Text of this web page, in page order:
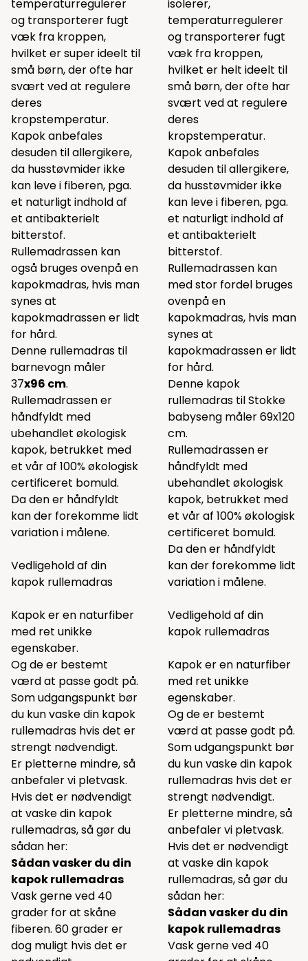
temperaturregulerer
og transporterer fugt
væk fra kroppen,
hvilket er super ideelt til
små børn, der ofte har
svært ved at regulere
deres
kropstemperatur.
Kapok anbefales
desuden til allergikere,
da husstøvmider ikke
kan leve i fiberen, pga.
et naturligt indhold af
et antibakterielt
bitterstof.
Rullemadrassen kan
også bruges ovenpå en
kapokmadras, hvis man
synes at
kapokmadrassen er lidt
for hård.
Denne rullemadras til
barnevogn måler
37x96 cm.
Rullemadrassen er
håndfyldt med
ubehandlet økologisk
kapok, betrukket med
et vår af 100% økologisk
certificeret bomuld.
Da den er håndfyldt
kan der forekomme lidt
variation i målene.
Vedligehold af din
kapok rullemadras
Kapok er en naturfiber
med ret unikke
egenskaber.
Og de er bestemt
værd at passe godt på.
Som udgangspunkt bør
du kun vaske din kapok
rullemadras hvis det er
strengt nødvendigt.
Er pletterne mindre, så
anbefaler vi pletvask.
Hvis det er nødvendigt
at vaske din kapok
rullemadras, så gør du
sådan her:
Sådan vasker du din
kapok rullemadras
Vask gerne ved 40
grader for at skåne
fiberen. 60 grader er
dog muligt hvis det er
isolerer,
temperaturregulerer
og transporterer fugt
væk fra kroppen,
hvilket er helt ideelt til
små børn, der ofte har
svært ved at regulere
deres
kropstemperatur.
Kapok anbefales
desuden til allergikere,
da husstøvmider ikke
kan leve i fiberen, pga.
et naturligt indhold af
et antibakterielt
bitterstof.
Rullemadrassen kan
med stor fordel bruges
ovenpå en
kapokmadras, hvis man
synes at
kapokmadrassen er lidt
for hård.
Denne kapok
rullemadras til Stokke
babyseng måler 69x120
cm.
Rullemadrassen er
håndfyldt med
ubehandlet økologisk
kapok, betrukket med
et vår af 100% økologisk
certificeret bomuld.
Da den er håndfyldt
kan der forekomme lidt
variation i målene.
Vedligehold af din
kapok rullemadras
Kapok er en naturfiber
med ret unikke
egenskaber.
Og de er bestemt
værd at passe godt på.
Som udgangspunkt bør
du kun vaske din kapok
rullemadras hvis det er
strengt nødvendigt.
Er pletterne mindre, så
anbefaler vi pletvask.
Hvis det er nødvendigt
at vaske din kapok
rullemadras, så gør du
sådan her:
Sådan vasker du din
kapok rullemadras
Vask gerne ved 40